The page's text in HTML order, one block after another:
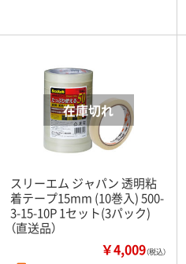
スリーエム ジャパン 透明粘
着テープ15mm (10巻入) 500-
3-15-10P 1セット(3パック)
（直送品）
￥4,009（税込）